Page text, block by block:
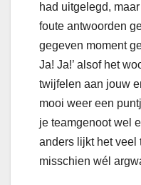
had uitgelegd,
foute antwoorden
gegeven moment
Ja! Ja!’ alsof het
twijfelen aan jouw
mooi weer een
je teamgenoot wel
anders lijkt het veel
misschien wél